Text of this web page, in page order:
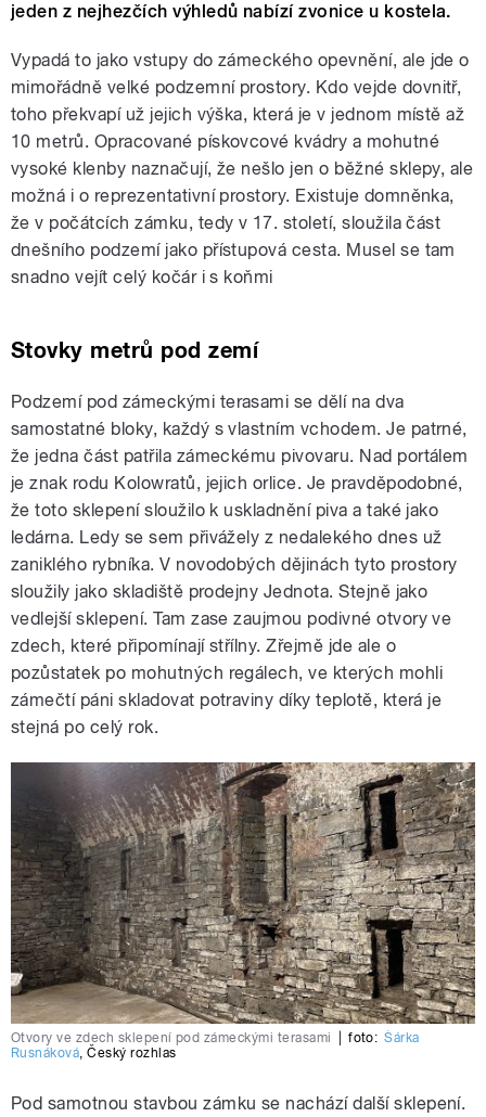
jeden z nejhezčích výhledů nabízí zvonice u kostela.
Vypadá to jako vstupy do zámeckého opevnění, ale jde o
mimořádně velké podzemní prostory. Kdo vejde dovnitř,
toho překvapí už jejich výška, která je v jednom místě až
10 metrů. Opracované pískovcové kvádry a mohutné
vysoké klenby naznačují, že nešlo jen o běžné sklepy, ale
možná i o reprezentativní prostory. Existuje domněnka,
že v počátcích zámku, tedy v 17. století, sloužila část
dnešního podzemí jako přístupová cesta. Musel se tam
snadno vejít celý kočár i s koňmi
Stovky metrů pod zemí
Podzemí pod zámeckými terasami se dělí na dva
samostatné bloky, každý s vlastním vchodem. Je patrné,
že jedna část patřila zámeckému pivovaru. Nad portálem
je znak rodu Kolowratů, jejich orlice. Je pravděpodobné,
že toto sklepení sloužilo k uskladnění piva a také jako
ledárna. Ledy se sem přivážely z nedalekého dnes už
zaniklého rybníka. V novodobých dějinách tyto prostory
sloužily jako skladiště prodejny Jednota. Stejně jako
vedlejší sklepení. Tam zase zaujmou podivné otvory ve
zdech, které připomínají střílny. Zřejmě jde ale o
pozůstatek po mohutných regálech, ve kterých mohli
zámečtí páni skladovat potraviny díky teplotě, která je
stejná po celý rok.
Otvory ve zdech sklepení pod zámeckými terasami foto: Šárka
Rusnáková,Český rozhlas
Pod samotnou stavbou zámku se nachází další sklepení.